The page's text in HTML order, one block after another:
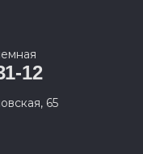
12
65